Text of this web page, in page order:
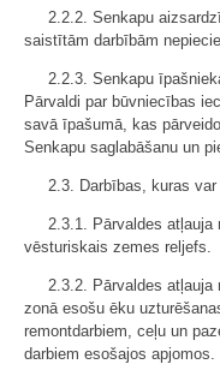
2.2.2. Senkapu
saistītām darbībām
2.2.3. Senkapu
Pārvaldi par būvniecības
savā īpašumā, kas
Senkapu saglabāšanu un
2.3. Darbības, kuras
2.3.1. Pārvaldes atļauja
vēsturiskais zemes reljefs.
2.3.2. Pārvaldes atļauja
zonā esošu ēku
remontdarbiem, ceļu un
darbiem esošajos apjomos.